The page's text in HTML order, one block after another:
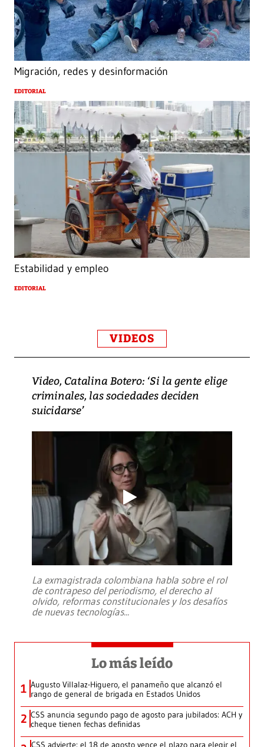
Migración, redes y desinformación
EDITORIAL
Estabilidad y empleo
EDITORIAL
VIDEOS
Video, Catalina Botero: ‘Si la gente elige
criminales, las sociedades deciden
suicidarse’
La exmagistrada colombiana habla sobre el rol
de contrapeso del periodismo, el derecho al
olvido, reformas constitucionales y los desafíos
de nuevas tecnologías...
Lo más leído
1 Augusto Villalaz-Higuero, el panameño que alcanzó el
rango de general de brigada en Estados Unidos
2 CSS anuncia segundo pago de agosto para jubilados: ACH y
cheque tienen fechas definidas
CSS advierte: el 18 de agosto vence el plazo para elegir el